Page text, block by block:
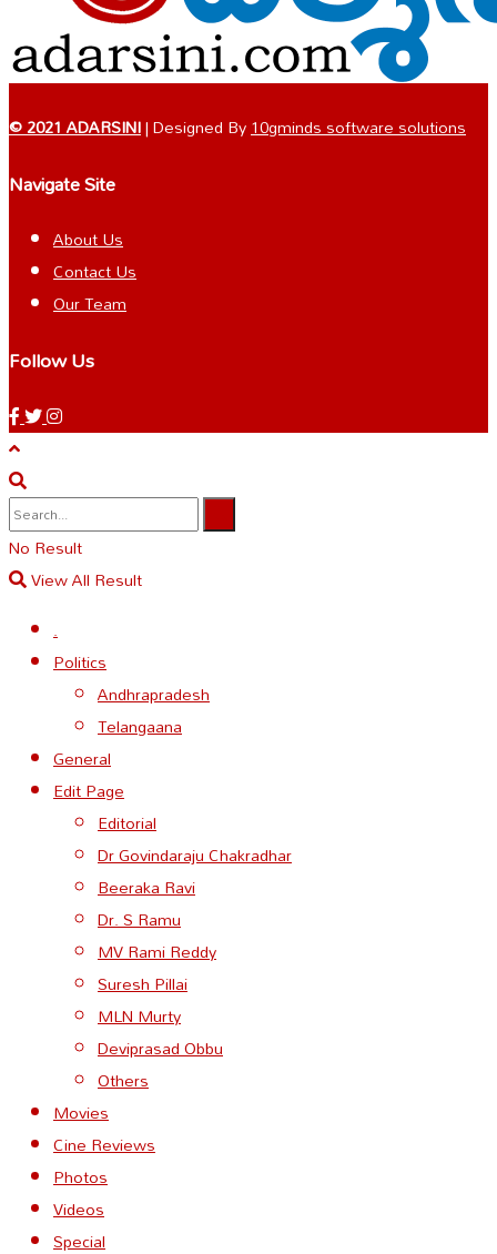
© 2021 ADARSINI| Designed By10gminds software solutions
Navigate Site
About Us
Contact Us
Our Team
Follow Us
No Result
View All Result
.
Politics
Andhrapradesh
Telangaana
General
Edit Page
Editorial
Dr Govindaraju Chakradhar
Beeraka Ravi
Dr. S Ramu
MV Rami Reddy
Suresh Pillai
MLN Murty
Deviprasad Obbu
Others
Movies
Cine Reviews
Photos
Videos
Special